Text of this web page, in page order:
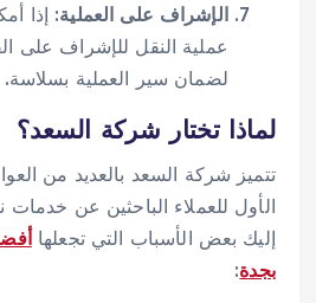
الإشراف على العملية: إذا
عملية النقل للإشراف على
لضمان سير العملية بسلاسة.
لماذا تختار شركة السعد؟
تتميز شركة السعد بالعديد من
الأول للعملاء الباحثين عن
إليك بعض الأسباب التي تجعلها
بجدة: